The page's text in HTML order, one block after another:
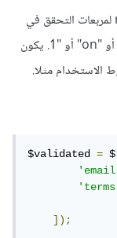
يتم استعمال القاعدة accepted بدل required لمربعات التحقق في
لارافيل، يجب أن يكون الحقل قيد التحقق "true" أو "on" أو "1. يكون
الاستخدام مثلا.
$validated =
]);